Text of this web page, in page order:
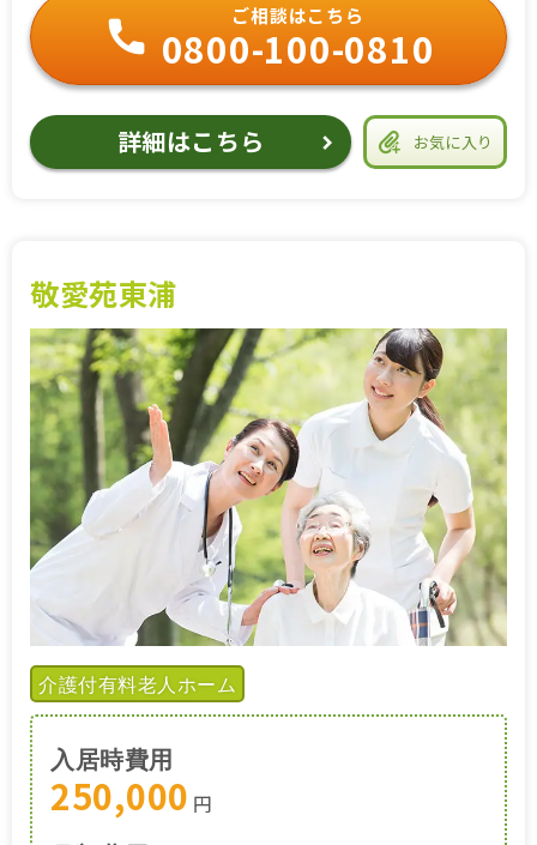
お気に入り
ご相談はこちら
0800-100-0810
詳細はこちら
敬愛苑東浦
介護付有料老人ホーム
入居時費用
250,000 円